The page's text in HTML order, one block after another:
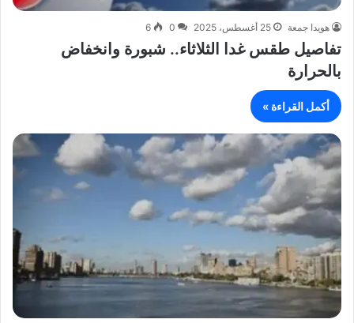
هويدا جمعة 25 أغسطس، 2025 0
6
تفاصيل طقس غدا الثلاثاء.. شبورة وانخفاض
بالحرارة
أكمل القراءة »